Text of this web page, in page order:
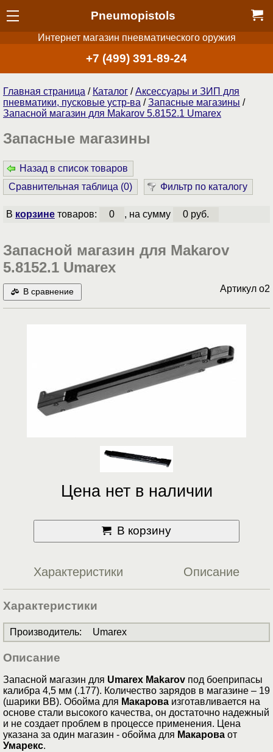
Pneumopistols
Интернет магазин пневматического оружия
+7 (499) 391-89-24
Главная страница / Каталог /Аксессуары и ЗИП для
пневматики, пусковые устр-ва /Запасные магазины /
Запасной магазин для Makarov 5.8152.1 Umarex
Запасные магазины
Назад в список товаров
Сравнительная таблица (0) Фильтр по каталогу
В корзинетоваров: 0 , на сумму 0 руб.
Запасной магазин для Makarov
5.8152.1 Umarex
В сравнение Артикул o2
Цена нет в наличии
В корзину
Характеристики Описание
Характеристики
Производитель: Umarex
Описание
Запасной магазин для Umarex Makarov под боеприпасы
калибра 4,5 мм (.177). Количество зарядов в магазине – 19
(шарики BB). Обойма для Макарова изготавливается на
основе стали высокого качества, он достаточно надежный
и не создает проблем в процессе применения. Цена
указана за один магазин - обойма для Макарова от
Умарекс.